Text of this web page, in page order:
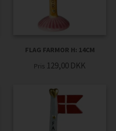
FLAG FARMOR H: 14CM
Pris 129,00 DKK